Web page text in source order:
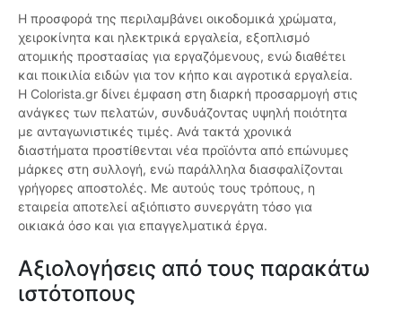
Η προσφορά της περιλαμβάνει οικοδομικά χρώματα,
χειροκίνητα και ηλεκτρικά εργαλεία, εξοπλισμό
ατομικής προστασίας για εργαζόμενους, ενώ διαθέτει
και ποικιλία ειδών για τον κήπο και αγροτικά εργαλεία.
Η Colorista.gr δίνει έμφαση στη διαρκή προσαρμογή στις
ανάγκες των πελατών, συνδυάζοντας υψηλή ποιότητα
με ανταγωνιστικές τιμές. Ανά τακτά χρονικά
διαστήματα προστίθενται νέα προϊόντα από επώνυμες
μάρκες στη συλλογή, ενώ παράλληλα διασφαλίζονται
γρήγορες αποστολές. Με αυτούς τους τρόπους, η
εταιρεία αποτελεί αξιόπιστο συνεργάτη τόσο για
οικιακά όσο και για επαγγελματικά έργα.
Αξιολογήσεις από τους παρακάτω
ιστότοπους